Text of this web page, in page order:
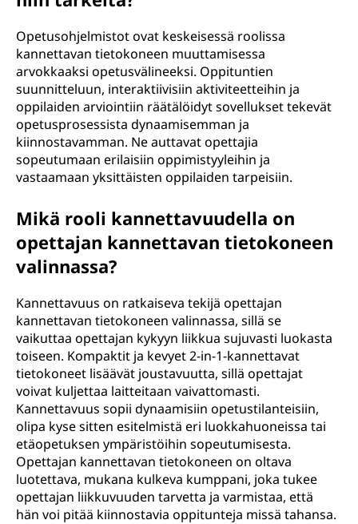
Opetusohjelmistot ovat keskeisessä roolissa
kannettavan tietokoneen muuttamisessa
arvokkaaksi opetusvälineeksi. Oppituntien
suunnitteluun, interaktiivisiin aktiviteetteihin ja
oppilaiden arviointiin räätälöidyt sovellukset tekevät
opetusprosessista dynaamisemman ja
kiinnostavamman. Ne auttavat opettajia
sopeutumaan erilaisiin oppimistyyleihin ja
vastaamaan yksittäisten oppilaiden tarpeisiin.
Mikä rooli kannettavuudella on
opettajan kannettavan tietokoneen
valinnassa?
Kannettavuus on ratkaiseva tekijä opettajan
kannettavan tietokoneen valinnassa, sillä se
vaikuttaa opettajan kykyyn liikkua sujuvasti luokasta
toiseen. Kompaktit ja kevyet 2-in-1-kannettavat
tietokoneet lisäävät joustavuutta, sillä opettajat
voivat kuljettaa laitteitaan vaivattomasti.
Kannettavuus sopii dynaamisiin opetustilanteisiin,
olipa kyse sitten esitelmistä eri luokkahuoneissa tai
etäopetuksen ympäristöihin sopeutumisesta.
Opettajan kannettavan tietokoneen on oltava
luotettava, mukana kulkeva kumppani, joka tukee
opettajan liikkuvuuden tarvetta ja varmistaa, että
hän voi pitää kiinnostavia oppitunteja missä tahansa.